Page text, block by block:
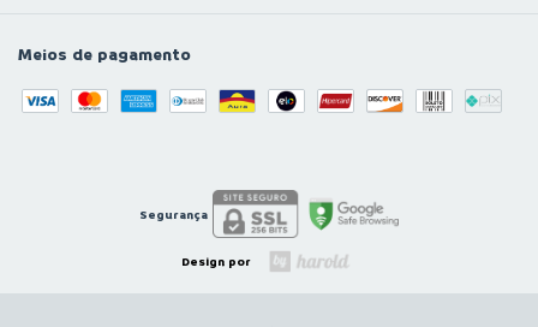
Meios de pagamento
Segurança
Design por